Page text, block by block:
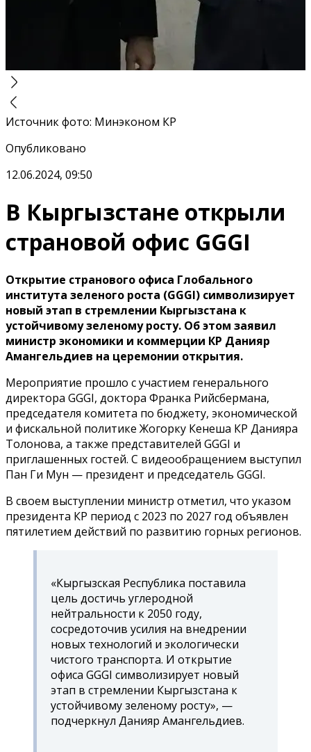
Источник фото: Минэконом КР
Опубликовано
12.06.2024, 09:50
В Кыргызстане открыли
страновой офис GGGI
Открытие странового офиса Глобального
института зеленого роста (GGGI) символизирует
новый этап в стремлении Кыргызстана к
устойчивому зеленому росту. Об этом заявил
министр экономики и коммерции КР Данияр
Амангельдиев на церемонии открытия.
Мероприятие прошло с участием генерального
директора GGGI, доктора Франка Рийсбермана,
председателя комитета по бюджету, экономической
и фискальной политике Жогорку Кенеша КР Данияра
Толонова, а также представителей GGGI и
приглашенных гостей. С видеообращением выступил
Пан Ги Мун — президент и председатель GGGI.
В своем выступлении министр отметил, что указом
президента КР период с 2023 по 2027 год объявлен
пятилетием действий по развитию горных регионов.
«Кыргызская Республика поставила
цель достичь углеродной
нейтральности к 2050 году,
сосредоточив усилия на внедрении
новых технологий и экологически
чистого транспорта. И открытие
офиса GGGI символизирует новый
этап в стремлении Кыргызстана к
устойчивому зеленому росту», —
подчеркнул Данияр Амангельдиев.